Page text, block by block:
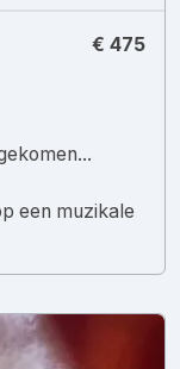
€ 475
een muzikale